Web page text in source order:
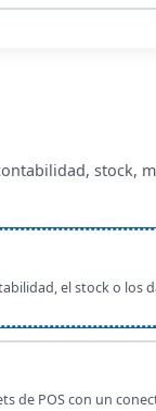
stock,
el stock o los
de POS con un